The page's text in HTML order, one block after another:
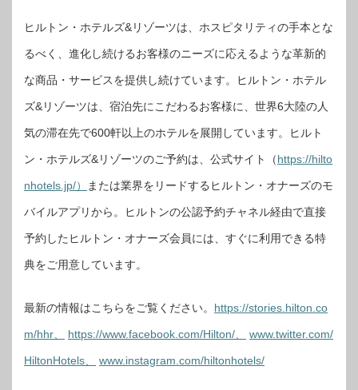
ヒルトン・ホテルズ&リゾーツは、ホスピタリティの手本とな
るべく、進化し続けるお客様のニーズに応えるような革新的
な商品・サービスを提供し続けています。ヒルトン・ホテル
ズ&リゾーツは、宿泊先にこだわるお客様に、世界6大陸の人
気の滞在先で600軒以上のホテルを展開しています。ヒルト
ン・ホテルズ&リゾーツのご予約は、公式サイト（https://hilto
nhotels.jp/） または業界をリードするヒルトン・オナーズのモ
バイルアプリから。ヒルトンの公認予約チャネル経由で直接
予約したヒルトン・オナーズ会員には、すぐに利用できる特
典をご用意しています。
最新の情報はこちらをご覧ください。 https://stories.hilton.co
m/hhr、 https://www.facebook.com/Hilton/、 www.twitter.com/
HiltonHotels、 www.instagram.com/hiltonhotels/